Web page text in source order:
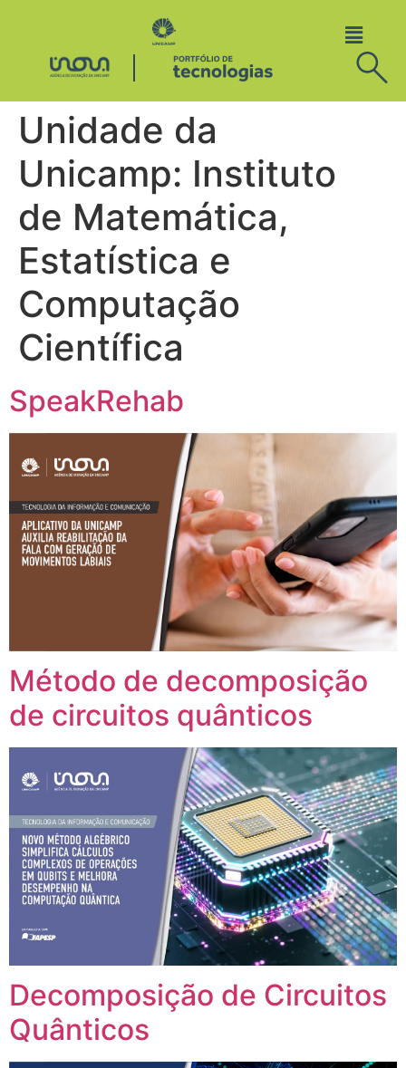
Unidade da
Unicamp: Instituto
de Matemática,
Estatística e
Computação
Científica
SpeakRehab
Método de decomposição
de circuitos quânticos
Decomposição de Circuitos
Quânticos